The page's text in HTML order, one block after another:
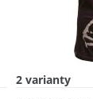
2 varianty